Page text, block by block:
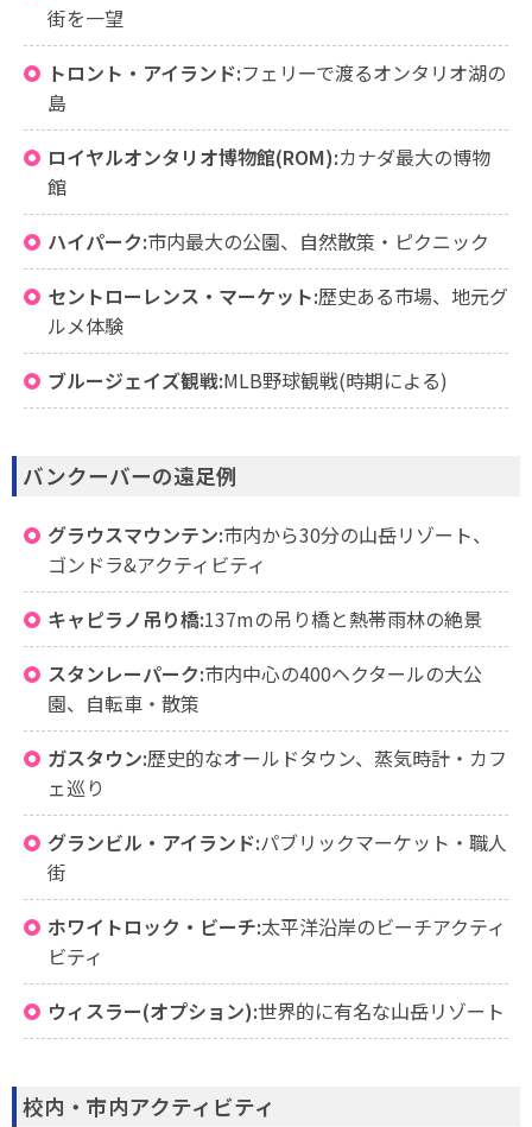
街を一望
トロント・アイランド:フェリーで渡るオンタリオ湖の
島
ロイヤルオンタリオ博物館(ROM):カナダ最大の博物
館
ハイパーク:市内最大の公園、自然散策・ピクニック
セントローレンス・マーケット:歴史ある市場、地元グ
ルメ体験
ブルージェイズ観戦:MLB野球観戦(時期による)
バンクーバーの遠足例
グラウスマウンテン:市内から30分の山岳リゾート、
ゴンドラ&アクティビティ
キャピラノ吊り橋:137mの吊り橋と熱帯雨林の絶景
スタンレーパーク:市内中心の400ヘクタールの大公
園、自転車・散策
ガスタウン:歴史的なオールドタウン、蒸気時計・カフ
ェ巡り
グランビル・アイランド:パブリックマーケット・職人
街
ホワイトロック・ビーチ:太平洋沿岸のビーチアクティ
ビティ
ウィスラー(オプション):世界的に有名な山岳リゾート
校内・市内アクティビティ